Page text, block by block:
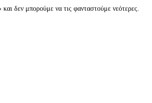
δεν μπορούμε να τις φανταστούμε νεότερες.